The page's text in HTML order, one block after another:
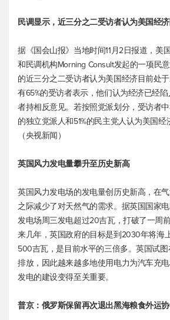
民调显示，近三分之二受访者认为美国经
据《国会山报》当地时间11月2日报道，美
和民调机构Morning Consult发起的一项民
的近三分之二受访者认为美国经济目前处
有65%的受访者表示，他们认为经济已经
者持相反意见。若按照党派划分，受访者中
的独立党派人和51%的民主党人认为美国经
（央视新闻）
英国风力发电量攀升至历史新高
英国风力发电场的发电量创历史新高，在
之际减少了对天然气的需求。据英国国家
发电场周三发电超过20吉瓦，打破了一周
来几年，英国政府的目标是到2030年将海
500吉瓦，是目前水平的三倍多。英国试
排放，因此越来越多地使用电力为汽车充
发电的建设变得至关重要。
普京：俄罗斯保留再次退出黑海粮食外运